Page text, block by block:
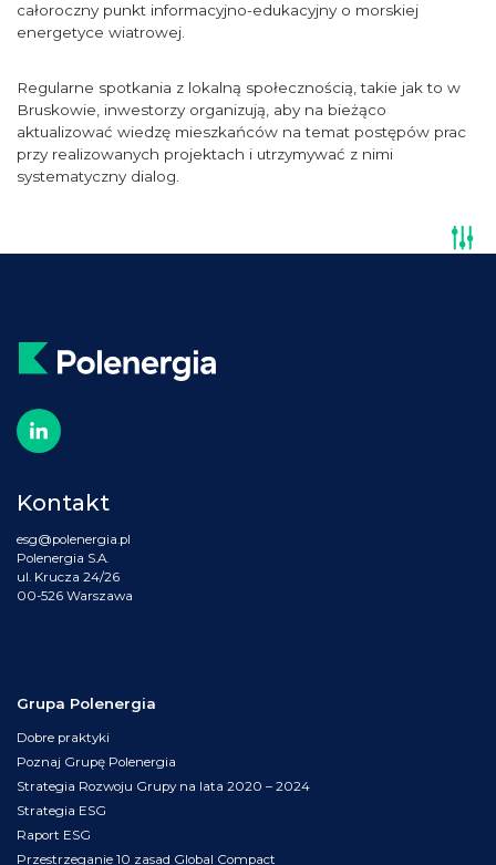
całoroczny punkt informacyjno-edukacyjny o morskiej
energetyce wiatrowej.
Regularne spotkania z lokalną społecznością, takie jak to w
Bruskowie, inwestorzy organizują, aby na bieżąco
aktualizować wiedzę mieszkańców na temat postępów prac
przy realizowanych projektach i utrzymywać z nimi
systematyczny dialog.
Kontakt
esg@polenergia.pl
Polenergia S.A.
ul. Krucza 24/26
00-526 Warszawa
Grupa Polenergia
Dobre praktyki
Poznaj Grupę Polenergia
Strategia Rozwoju Grupy na lata 2020 – 2024
Strategia ESG
Raport ESG
Przestrzeganie 10 zasad Global Compact